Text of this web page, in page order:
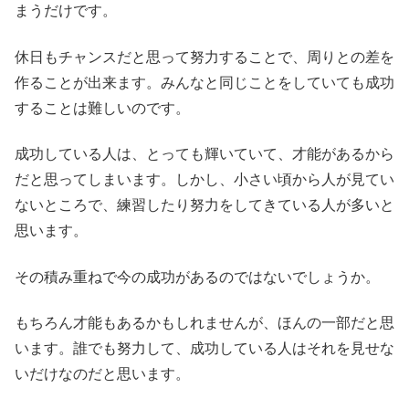
まうだけです。
休日もチャンスだと思って努力することで、周りとの差を
作ることが出来ます。みんなと同じことをしていても成功
することは難しいのです。
成功している人は、とっても輝いていて、才能があるから
だと思ってしまいます。しかし、小さい頃から人が見てい
ないところで、練習したり努力をしてきている人が多いと
思います。
その積み重ねで今の成功があるのではないでしょうか。
もちろん才能もあるかもしれませんが、ほんの一部だと思
います。誰でも努力して、成功している人はそれを見せな
いだけなのだと思います。